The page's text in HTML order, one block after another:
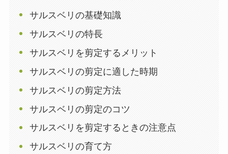
サルスベリの基礎知識
サルスベリの特長
サルスベリを剪定するメリット
サルスベリの剪定に適した時期
サルスベリの剪定方法
サルスベリの剪定のコツ
サルスベリを剪定するときの注意点
サルスベリの育て方